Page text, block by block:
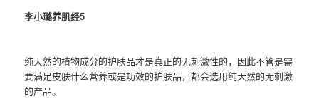
李小璐养肌经5
纯天然的植物成分的护肤品才是真正的无刺激性的，因此不管是需
要满足皮肤什么营养或是功效的护肤品，都会选用纯天然的无刺激
的产品。